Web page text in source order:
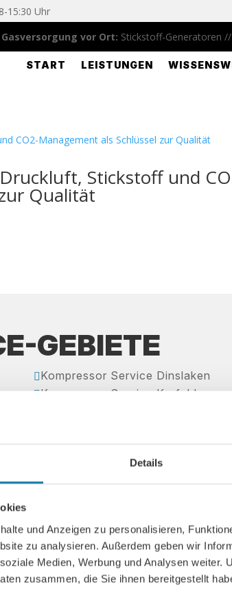
Details
und Anzeigen zu personalisieren,
zu analysieren. Außerdem geben wir
Medien, Werbung und Analysen weiter.
zusammen, die Sie ihnen bereitgestellt
8-15:30 Uhr
vor Ort: Stickstoff-Generatoren //
START LEISTUNGEN
Stickstoff und
Qualität
GEBIETE
Kompressor Service Dinslaken
Kompressor Service Krefeld
Kompressor Service Kevelaer
Kompressor Service Goch
Kompressor Service Weeze